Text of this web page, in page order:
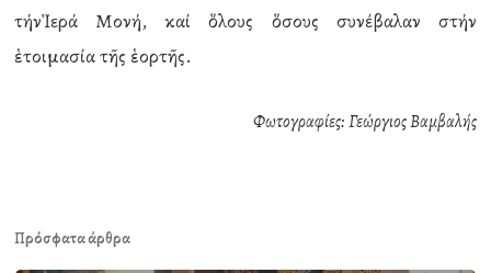
τήνἹερά Μονή, καί ὅλους ὅσους συνέβαλαν στήν
ἑτοιμασία τῆς ἑορτῆς.
Φωτογραφίες: Γεώργιος Βαμβαλής
Πρόσφατα άρθρα